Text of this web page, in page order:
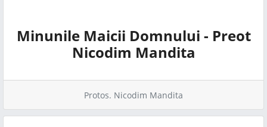
Minunile Maicii Domnului - Preot
Nicodim Mandita
Protos. Nicodim Mandita